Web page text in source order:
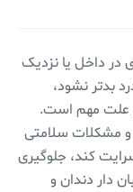
در داخل یا نزدیک
بدتر نشود،
علت مهم است.
و مشکلات سلامتی
کند، جلوگیری
دار دندان و